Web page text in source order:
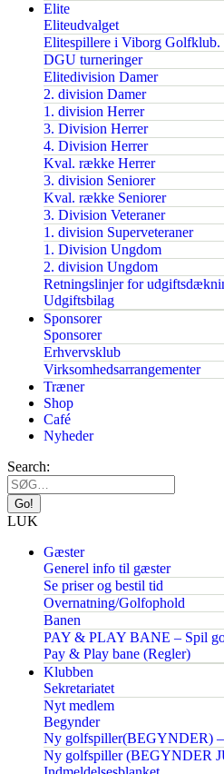
Elite
Eliteudvalget
Elitespillere i Viborg Golfklub.
DGU turneringer
Elitedivision Damer
2. division Damer
1. division Herrer
3. Division Herrer
4. Division Herrer
Kval. række Herrer
3. division Seniorer
Kval. række Seniorer
3. Division Veteraner
1. division Superveteraner
1. Division Ungdom
2. division Ungdom
Retningslinjer for
Udgiftsbilag
Sponsorer
Sponsorer
Erhvervsklub
Virksomhedsarrangementer
Træner
Shop
Café
Nyheder
Search:
LUK
Gæster
Generel info til gæster
Se priser og bestil tid
Overnatning/Golfophold
Banen
PAY & PLAY BANE – Spil
Pay & Play bane (Regler)
Klubben
Sekretariatet
Nyt medlem
Begynder
Ny golfspiller(BEGYNDER) –
Ny golfspiller (BEGYNDER